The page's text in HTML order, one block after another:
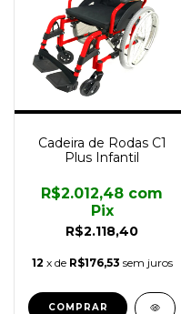
Cadeira de Rodas C1
Plus Infantil
R$2.118,40
R$2.012,48 com
Pix
12 x de R$176,53 sem juros
COMPRAR